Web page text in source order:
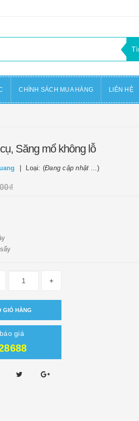
CHÍNH SÁCH MUA HÀNG LIÊN HỆ
Săng mổ không lỗ
Loại: (Đang cập nhật ...)
+
GIỎ HÀNG
giá